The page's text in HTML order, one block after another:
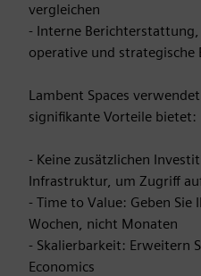
vergleichen
- Interne
operative und strategische
Lambent Spaces
signifikante Vorteile bietet:
- Keine zusätzlichen
Infrastruktur, um Zugriff
- Time to Value: Geben
Wochen, nicht Monaten
- Skalierbarkeit: Erweitern
Economics